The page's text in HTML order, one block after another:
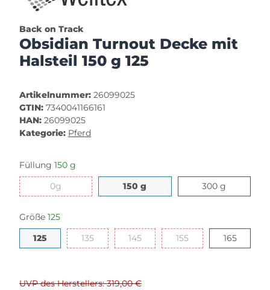
Back on Track
Obsidian Turnout Decke mit
Halsteil 150 g 125
Artikelnummer: 26099025
GTIN: 7340041166161
HAN: 26099025
Kategorie: Pferd
Füllung 150 g
0g
150 g 300 g
Größe 125
125125 135135 145145 155155 165165
UVP des Herstellers: 319,00 €